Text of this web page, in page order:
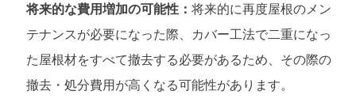
将来的な費用増加の可能性： 将来的に再度屋根のメン
テナンスが必要になった際、カバー工法で二重になっ
た屋根材をすべて撤去する必要があるため、その際の
撤去・処分費用が高くなる可能性があります。